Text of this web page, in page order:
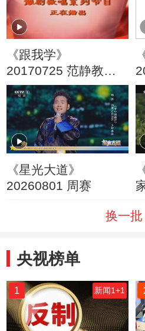
《跟我学》
20170725 范静教唱
豫剧《花木兰》选段
《星光大道》
20260801 周赛
换一批
央视榜单
1 新闻1+1